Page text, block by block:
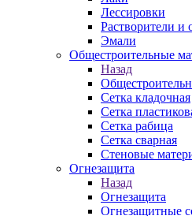
Лессировки
Растворители и
Эмали
Общестроительные
Назад
Сетка кладочная
Сетка
Сетка рабица
Сетка сварная
Стеновые
Огнезащита
Назад
Огнезащита
Огнезащитные